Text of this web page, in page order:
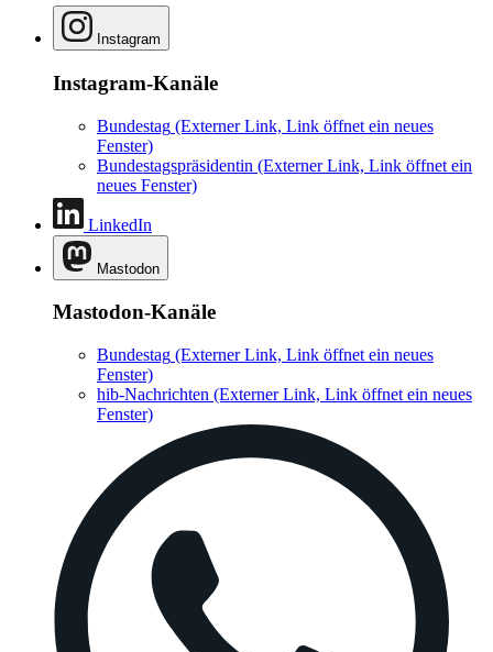
Instagram
Instagram-Kanäle
Bundestag (Externer Link, Link öffnet ein neues
Fenster)
Bundestagspräsidentin (Externer Link, Link öffnet ein
neues Fenster)
LinkedIn
Mastodon
Mastodon-Kanäle
Bundestag (Externer Link, Link öffnet ein neues
Fenster)
hib-Nachrichten (Externer Link, Link öffnet ein neues
Fenster)